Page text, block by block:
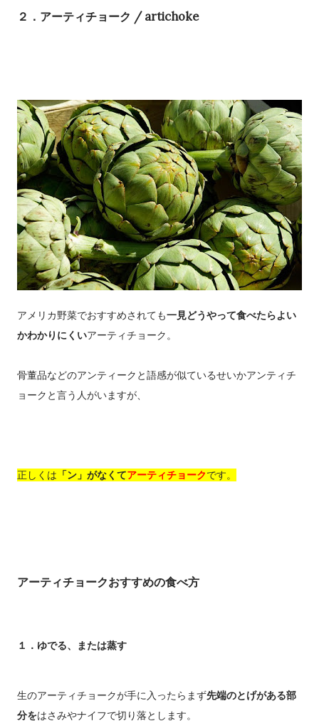
２．アーティチョーク / artichoke
アメリカ野菜でおすすめされても一見どうやって食べたらよい
かわかりにくいアーティチョーク。
骨董品などのアンティークと語感が似ているせいかアンティチ
ョークと言う人がいますが、
正しくは 「ン」がなくてアーティチョークです。
アーティチョークおすすめの食べ方
１．ゆでる、または蒸す
生のアーティチョークが手に入ったらまず先端のとげがある部
分をはさみやナイフで切り落とします。